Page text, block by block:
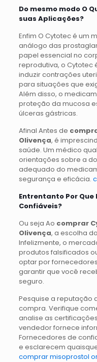
Do mesmo modo O
suas Aplicações?
Enfim O Cytotec é um
análogo das
papel essencial no
reprodutiva, o Cytotec
induzir contrações
para situações que
Além disso, o
proteção da mucosa
úlceras gástricas.
Afinal Antes de
Olivença, é
saúde. Um médico
orientações sobre a
adequado do
segurança e eficácia.
Entrentanto Por Que
Confiáveis?
Ou seja Ao comprar
Olivença, a escolha
Infelizmente, o
produtos falsificados
optar por
garantir que você
seguro.
Pesquise a reputação
compra. Verifique
analise as
vendedor fornece
Fornecedores de
e esclarecem
comprar misoprostol